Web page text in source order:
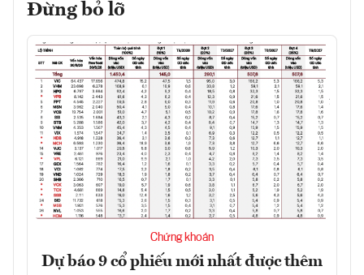
Đừng bỏ lỡ
Chứng khoán
Dự báo 9 cổ phiếu mới nhất được thêm